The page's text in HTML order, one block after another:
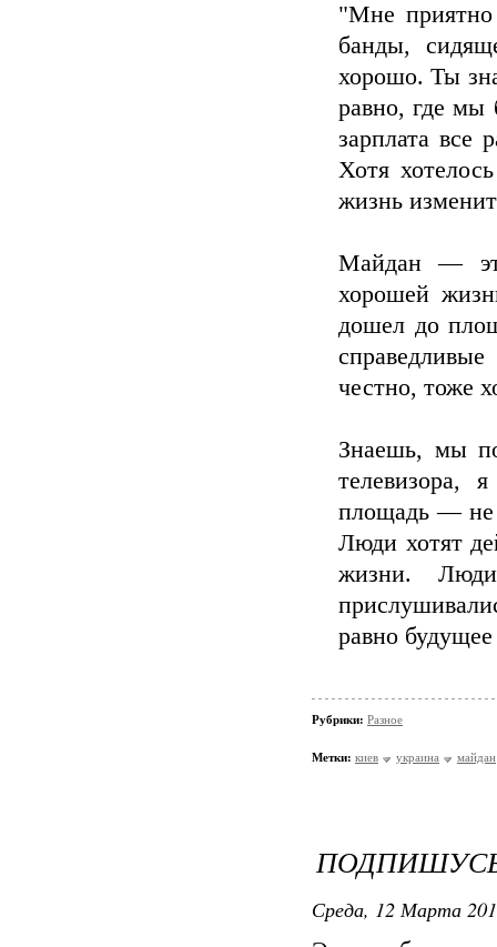
"Мне приятно
банды,
хорошо. Ты
равно, где мы
зарплата все
Хотя
жизнь
Майдан —
хорошей
дошел до
честно, тоже
Знаешь, мы
площадь — не
Люди хотят
жизни.
равно
Рубрики: Разное
Метки: киев украина майдан
Среда, 12 Марта